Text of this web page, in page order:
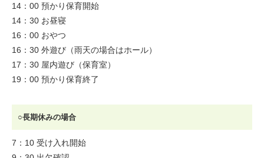
14：00 預かり保育開始
14：30 お昼寝
16：00 おやつ
16：30 外遊び（雨天の場合はホール）
17：30 屋内遊び（保育室）
19：00 預かり保育終了
○長期休みの場合
7：10 受け入れ開始